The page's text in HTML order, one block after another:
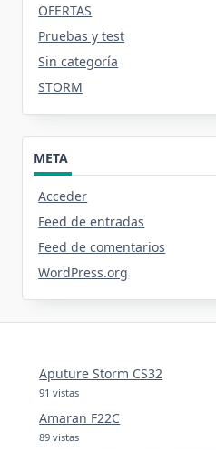
OFERTAS
Pruebas y test
Sin categoría
STORM
META
Acceder
Feed de entradas
Feed de comentarios
WordPress.org
Aputure Storm CS32
91 vistas
Amaran F22C
89 vistas